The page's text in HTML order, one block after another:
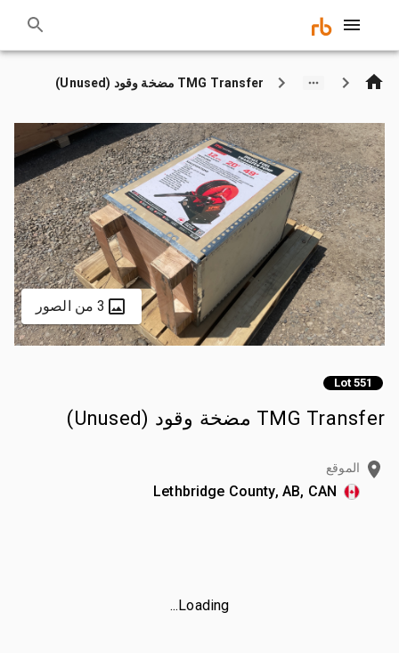
TMG Transfer مضخة وقود (Unused)
3 من الصور
Lot 551
TMG Transfer مضخة وقود (Unused)
الموقع
Lethbridge County, AB, CAN
Loading...